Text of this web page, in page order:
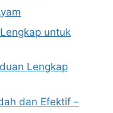
untuk
Lengkap
dan Efektif –